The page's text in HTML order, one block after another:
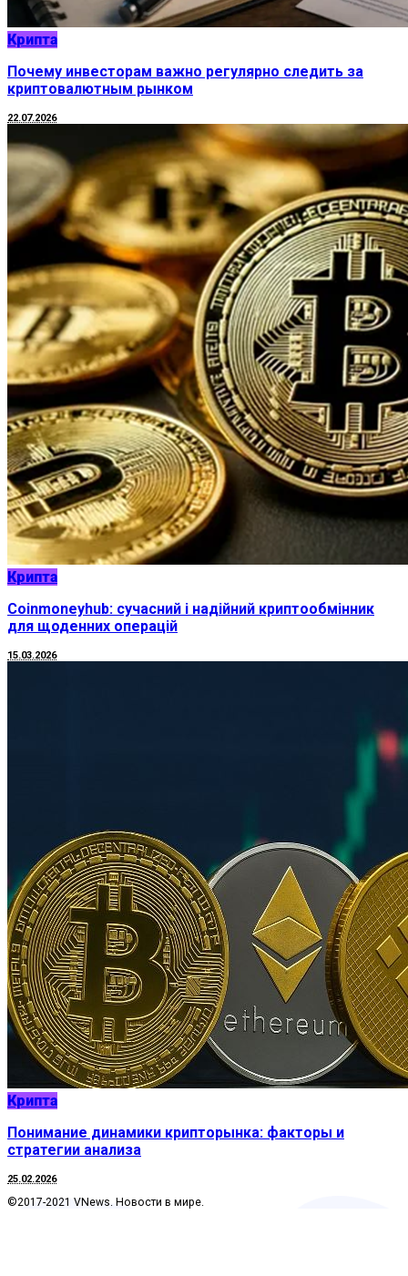
Крипта
Почему инвесторам важно регулярно следить за
криптовалютным рынком
22.07.2026
Крипта
Coinmoneyhub: сучасний і надійний криптообмінник
для щоденних операцій
15.03.2026
Крипта
Понимание динамики крипторынка: факторы и
стратегии анализа
25.02.2026
©2017-2021 VNews. Новости в мире.